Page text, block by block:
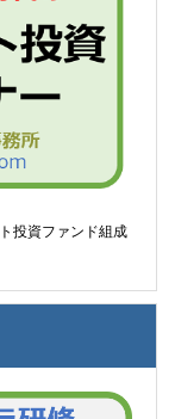
投資ファンド組成